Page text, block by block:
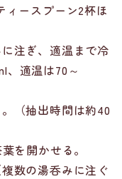
ースプーン2杯ほ
注ぎ、適温まで冷
、適温は70～
（抽出時間は約40
を開かせる。
数の湯呑みに注ぐ